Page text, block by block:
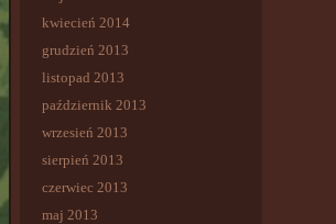
kwiecień 2014
grudzień 2013
listopad 2013
październik 2013
wrzesień 2013
sierpień 2013
czerwiec 2013
maj 2013